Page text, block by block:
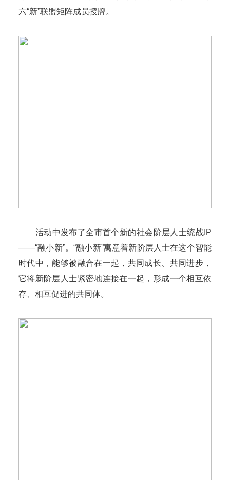
六“新”联盟矩阵成员授牌。
活动中发布了全市首个新的社会阶层人士统战IP
——“融小新”。“融小新”寓意着新阶层人士在这个智能
时代中，能够被融合在一起，共同成长、共同进步，
它将新阶层人士紧密地连接在一起，形成一个相互依
存、相互促进的共同体。